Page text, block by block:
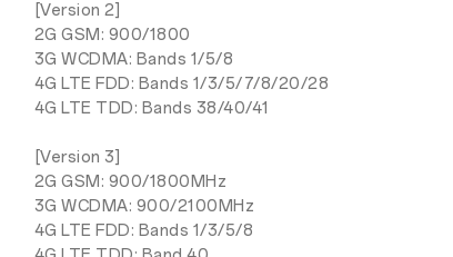
[Version 2]
2G GSM: 900/1800
3G WCDMA: Bands 1/5/8
4G LTE FDD: Bands 1/3/5/7/8/20/28
4G LTE TDD: Bands 38/40/41
[Version 3]
2G GSM: 900/1800MHz
3G WCDMA: 900/2100MHz
4G LTE FDD: Bands 1/3/5/8